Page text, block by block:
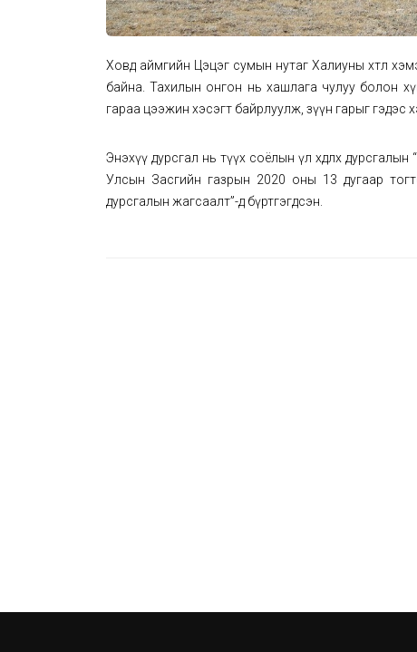
Ховд аймгийн Цэцэг сумын нутаг Халиуны хөтөл
байна. Тахилын онгон нь хашлага чулуу болон
гараа цээжин хэсэгт байрлуулж, зүүн гарыг гэдэс
Энэхүү дурсгал нь түүх соёлын үл хөдлөх дурсгалын
Улсын Засгийн газрын 2020 оны 13 дугаар
дурсгалын жагсаалт”-д бүртгэгдсэн.